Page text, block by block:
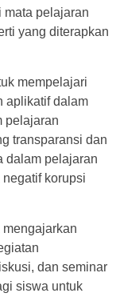
mata pelajaran
yang diterapkan
mempelajari
aplikatif dalam
pelajaran
transparansi dan
dalam pelajaran
korupsi
dan seminar
siswa untuk